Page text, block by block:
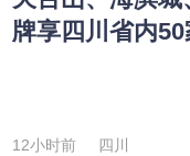
牌享四川省内
12小时前 四川